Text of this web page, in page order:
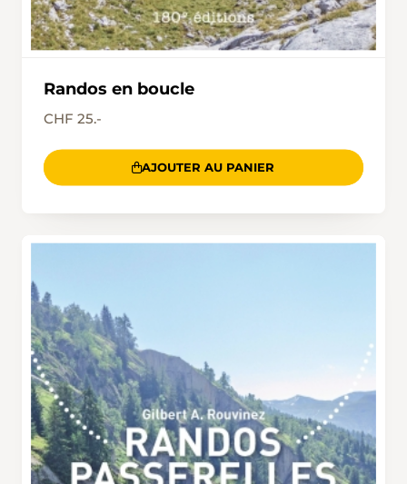
Randos en boucle
CHF 25.-
AJOUTER AU PANIER